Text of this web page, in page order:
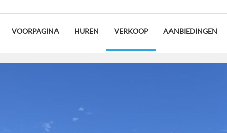
VOORPAGINA HUREN VERKOOP AANBIEDINGEN